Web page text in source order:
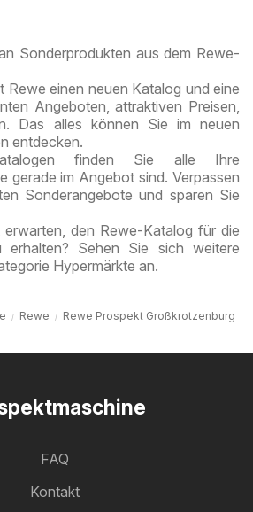
Sonderprodukten aus dem Rewe-
Rewe einen neuen Katalog und eine
Angeboten, attraktiven Preisen,
Das alles können Sie im neuen
entdecken.
finden Sie alle Ihre
gerade im Angebot sind. Verpassen
Sonderangebote und sparen Sie
den Rewe-Katalog für die
Sehen Sie sich weitere
Hypermärkte an.
Rewe Rewe Prospekt Großkrotzenburg
FAQ
Kontakt